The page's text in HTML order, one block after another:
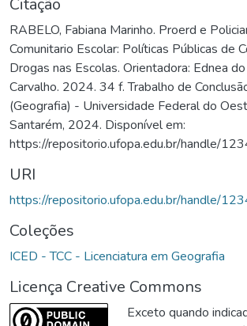
RABELO, Fabiana Marinho. Proerd e
Comunitario Escolar: Políticas Públicas de
Drogas nas Escolas. Orientadora: Ednea
Carvalho. 2024. 34 f. Trabalho de
(Geografia) - Universidade Federal do
Santarém, 2024. Disponível em:
https://repositorio.ufopa.edu.br/handle/
URI
https://repositorio.ufopa.edu.br/handle/
Coleções
ICED - TCC - Licenciatura em Geografia
Licença Creative Commons
Exceto quando